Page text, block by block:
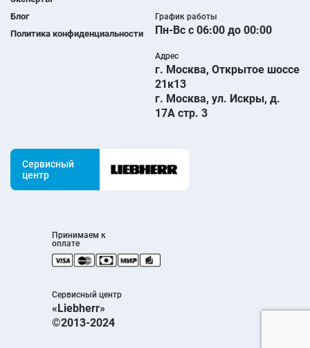
Блог
Политика конфиденциальности
График работы
Пн-Вс с 06:00 до 00:00
Адрес
г. Москва, Открытое шоссе
21к13
г. Москва, ул. Искры, д.
17А стр. 3
Сервисный
центр
Принимаем к
оплате
Сервисный центр
«Liebherr»
©2013-2024